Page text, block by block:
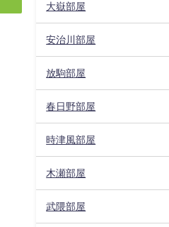
大嶽部屋
安治川部屋
放駒部屋
春日野部屋
時津風部屋
木瀬部屋
武隈部屋